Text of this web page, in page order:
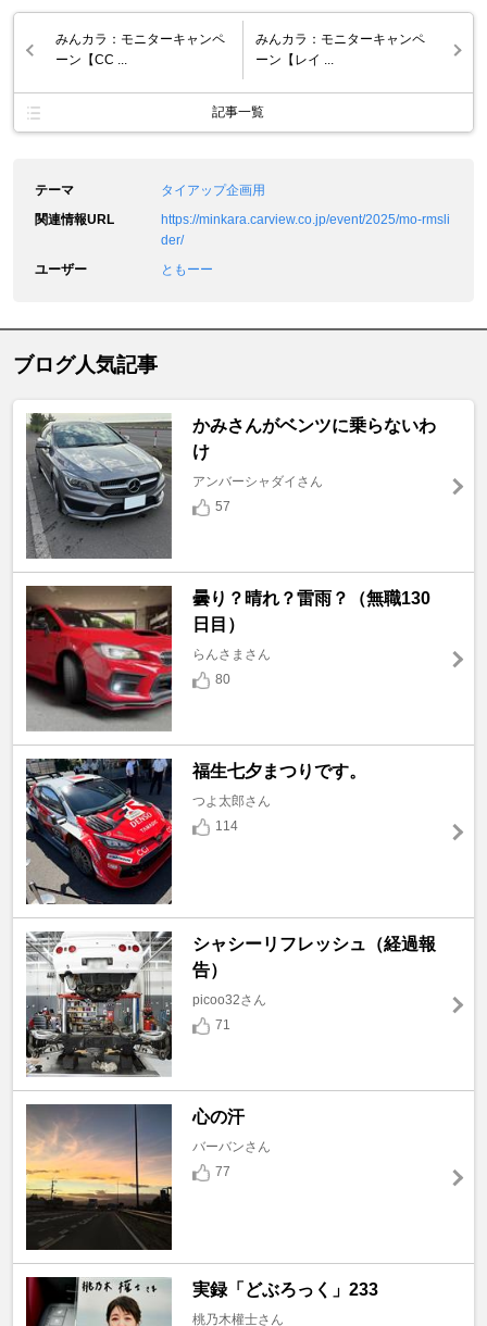
みんカラ：モニターキャンペ
ーン【CC ...
みんカラ：モニターキャンペ
ーン【レイ ...
記事一覧
テーマ
タイアップ企画用
関連情報URL
https://minkara.carview.co.jp/event/2025/mo-rmsli
der/
ユーザー
ともーー
ブログ人気記事
かみさんがベンツに乗らないわ
け
アンバーシャダイさん
57
曇り？晴れ？雷雨？（無職130
日目）
らんさまさん
80
福生七夕まつりです。
つよ太郎さん
114
シャシーリフレッシュ（経過報
告）
picoo32さん
71
心の汗
バーバンさん
77
実録「どぶろっく」233
桃乃木權士さん